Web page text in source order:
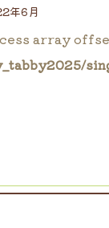
年6月
array